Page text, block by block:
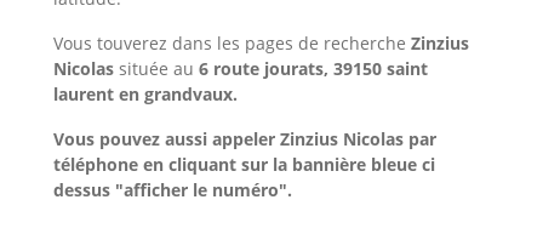
Vous touverez dans les pages de recherche Zinzius
Nicolas située au 6 route jourats, 39150 saint
laurent en grandvaux.
Vous pouvez aussi appeler Zinzius Nicolas par
téléphone en cliquant sur la bannière bleue ci
dessus "afficher le numéro".